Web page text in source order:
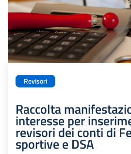
Revisori
Raccolta
interesse per
revisori dei conti di
sportive e DSA